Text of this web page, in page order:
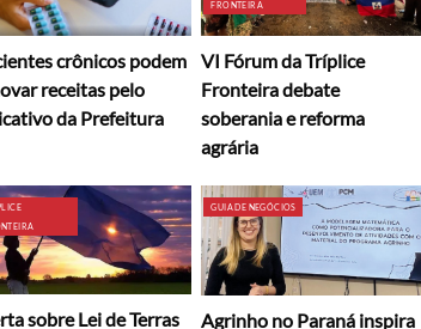
crônicos podem
receitas pelo
da Prefeitura
FRONTEIRA
VI Fórum da Tríplice
Fronteira debate
soberania e reforma
agrária
sobre Lei de Terras
GUIA DE NEGÓCIOS
Agrinho no Paraná inspira